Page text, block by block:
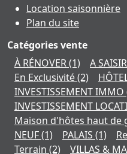
Location saisonnière
Plan du site
Catégories vente
À RÉNOVER(1) A SAISIR
En Exclusivité(2)
INVESTISSEMENT IMMO
INVESTISSEMENT
Maison d'hôtes haut de
NEUF(1) PALAIS (1)
Terrain (2) VILLAS &